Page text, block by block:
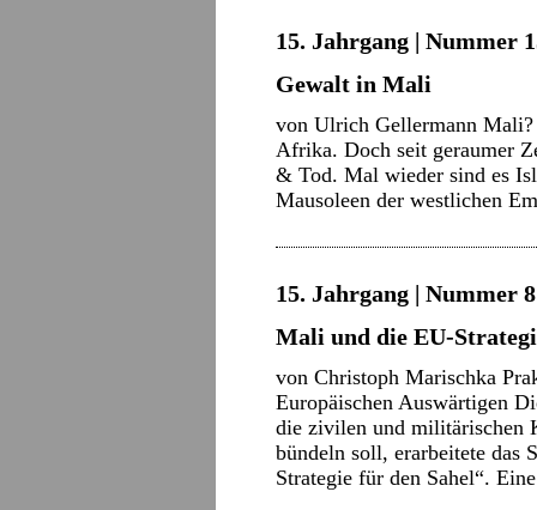
15. Jahrgang | Nummer
Gewalt in Mali
von Ulrich Gellermann
Afrika. Doch seit geraumer
& Tod. Mal wieder sind es
Mausoleen der westlichen
15. Jahrgang | Nummer
Mali und die EU-
von Christoph Marischka
Europäischen Auswärtigen
die zivilen und militärischen
bündeln soll, erarbeitete das
Strategie für den Sahel“.